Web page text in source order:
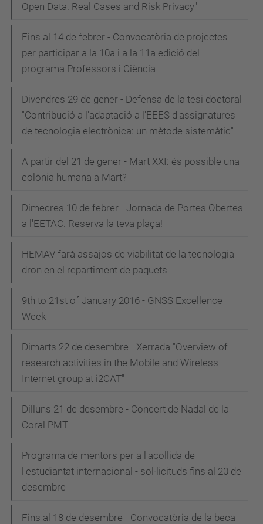
Open Data. Real Cases and Risk Privacy"
Fins al 14 de febrer - Convocatòria de projectes
per participar a la 10a i a la 11a edició del
programa Professors i Ciència
Divendres 29 de gener - Defensa de la tesi doctoral
"Contribució a l'adaptació a l'EEES d'assignatures
de tecnologia electrònica: un mètode sistemàtic"
A partir del 21 de gener - Mart XXI: és possible una
colònia humana a Mart?
Dimecres 10 de febrer - Jornada de Portes Obertes
a l'EETAC. Reserva la teva plaça!
HEMAV farà assajos de viabilitat de la tecnologia
dron en el repartiment de paquets
9th to 21st of January 2016 - GNSS Excellence
Week
Dimarts 22 de desembre - Xerrada "Overview of
research activities in the Mobile and Wireless
Internet group at i2CAT"
Dilluns 21 de desembre - Concert de Nadal de la
Coral PMT
Programa de mentors per a l'acollida de
l'estudiantat internacional - sol·licituds fins al 20 de
desembre
Fins al 18 de desembre - Convocatòria de la beca